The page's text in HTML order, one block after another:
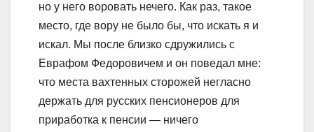
но у него воровать нечего. Как раз, такое
место, где вору не было бы, что искать я и
искал. Мы после близко сдружились с
Еврафом Федоровичем и он поведал мне:
что места вахтенных сторожей негласно
держать для русских пенсионеров для
приработка к пенсии — ничего